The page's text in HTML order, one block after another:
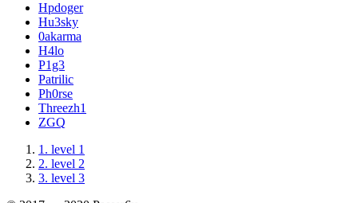
Hpdoger
Hu3sky
0akarma
H4lo
P1g3
Patrilic
Ph0rse
Threezh1
ZGQ
1. level 1
2. level 2
3. level 3